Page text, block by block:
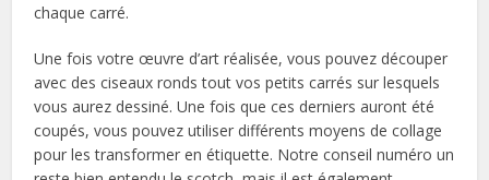
chaque carré.
Une fois votre œuvre d’art réalisée, vous pouvez découper
avec des ciseaux ronds tout vos petits carrés sur lesquels
vous aurez dessiné. Une fois que ces derniers auront été
coupés, vous pouvez utiliser différents moyens de collage
pour les transformer en étiquette. Notre conseil numéro un